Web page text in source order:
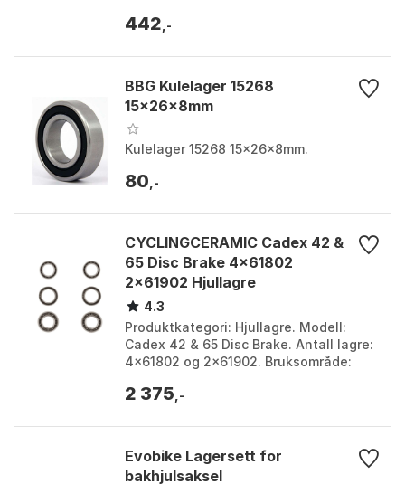
Levetid: 2-3 ganger lengre enn stålk...
442 ,-
BBG Kulelager 15268
15x26x8mm
Kulelager 15268 15x26x8mm.
80 ,-
CYCLINGCERAMIC Cadex 42 &
65 Disc Brake 4x61802
2x61902 Hjullagre
4.3
Produktkategori: Hjullagre. Modell:
Cadex 42 & 65 Disc Brake. Antall lagre:
4x61802 og 2x61902. Bruksområde:
Størrelse:...
2 375 ,-
Evobike Lagersett for
bakhjulsaksel